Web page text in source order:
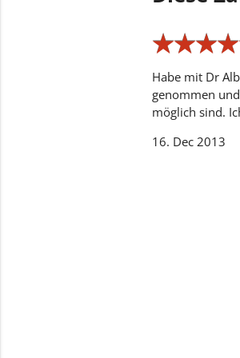
★★★★
★★★★
Habe mit Dr
genommen
möglich sind.
16. Dec 2013